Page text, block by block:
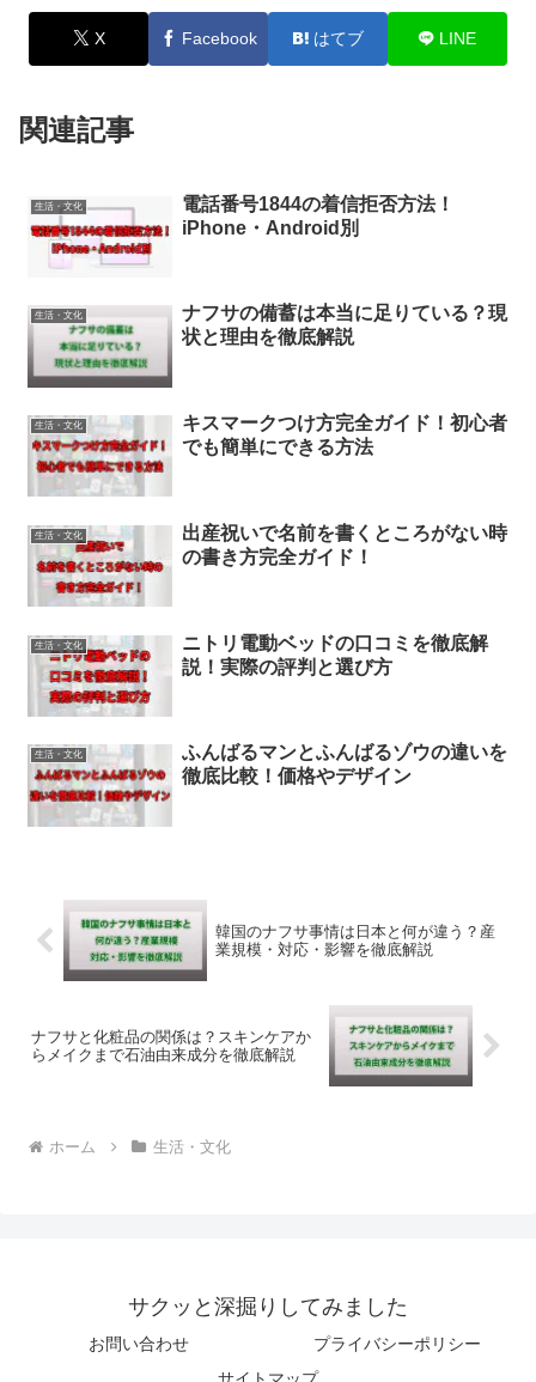
X Facebook はてブ LINE
関連記事
生活・文化
電話番号1844の着信拒否方法！
iPhone・Android別
生活・文化
ナフサの備蓄は本当に足りている？現
状と理由を徹底解説
生活・文化
キスマークつけ方完全ガイド！初心者
でも簡単にできる方法
生活・文化
出産祝いで名前を書くところがない時
の書き方完全ガイド！
生活・文化
ニトリ電動ベッドの口コミを徹底解
説！実際の評判と選び方
生活・文化
ふんばるマンとふんばるゾウの違いを
徹底比較！価格やデザイン
韓国のナフサ事情は日本と何が違う？産
業規模・対応・影響を徹底解説
ナフサと化粧品の関係は？スキンケアか
らメイクまで石油由来成分を徹底解説
ホーム 生活・文化
サクッと深掘りしてみました
お問い合わせ
プライバシーポリシー